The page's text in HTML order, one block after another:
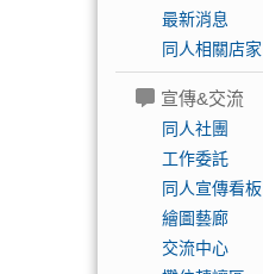
最新消息
同人相關店家
宣傳&交流
同人社團
工作委託
同人宣傳看板
繪圖藝廊
交流中心